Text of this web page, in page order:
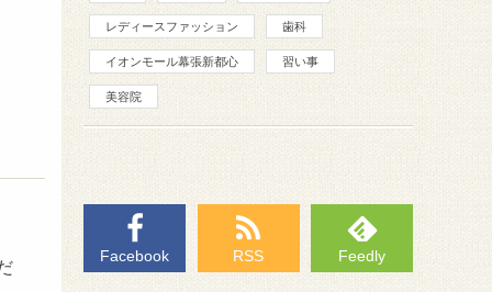
レディースファッション 歯科
イオンモール幕張新都心 習い事
美容院
Facebook RSS Feedly